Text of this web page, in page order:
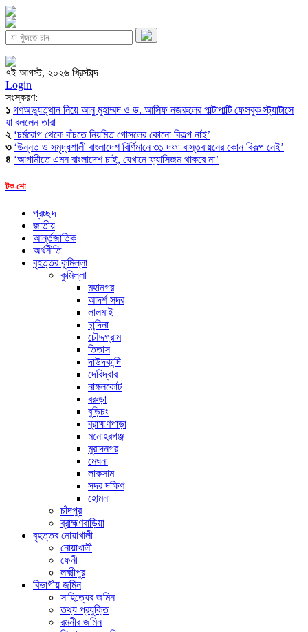
৭ই আগস্ট, ২০২৬ খ্রিস্টাব্দ
Login
সংস্করণ:
১ গণঅভ্যুত্থান নিয়ে আনু মুহাম্মদ ও ড. আসিফ নজরুলের পাল্টাপাল্টি ফেসবুক স্ট্যাটাসে
যা বললেন তারা
২ ‘চর্মরোগ থেকে বাঁচতে নিয়মিত গোসলের কোনো বিকল্প নাই’
৩ ‘উন্নত ও সমৃদ্ধশালী বাংলাদেশ বির্ণিমানে ৩১ দফা বাস্তবায়নের কোন বিকল্প নেই’
৪ ‘আগামীতে এমন বাংলাদেশ চাই, যেখানে ফ্যাসিজম থাকবে না’
টক-শো
প্রচ্ছদ
জাতীয়
আর্ন্তজাতিক
অর্থনীতি
বৃহত্তর কুমিল্লা
কুমিল্লা
মহানগর
আদর্শ সদর
লালমাই
চান্দিনা
চৌদ্দগ্রাম
তিতাস
দাউদকান্দি
দেবিদ্বার
নাঙ্গলকোট
বরুড়া
বুড়িচং
ব্রাহ্মণপাড়া
মনোহরগঞ্জ
মুরাদনগর
মেঘনা
লাকসাম
সদর দক্ষিণ
হোমনা
চাঁদপুর
ব্রাহ্মণবাড়িয়া
বৃহত্তর নোয়াখালী
নোয়াখালী
ফেনী
লক্ষ্মীপুর
বিভাগীয় জমিন
সাহিত্যের জমিন
তথ্য প্রযুক্তি
রমনীর জমিন